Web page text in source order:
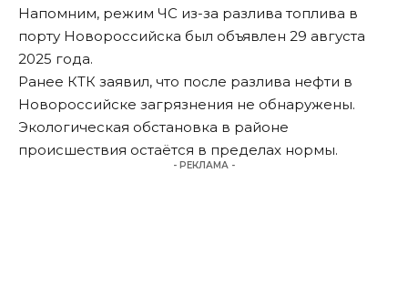
Напомним, режим ЧС из-за разлива топлива в
порту Новороссийска был объявлен 29 августа
2025 года.
Ранее КТК заявил, что после разлива нефти в
Новороссийске загрязнения не обнаружены.
Экологическая обстановка в районе
происшествия остаётся в пределах нормы.
- РЕКЛАМА -